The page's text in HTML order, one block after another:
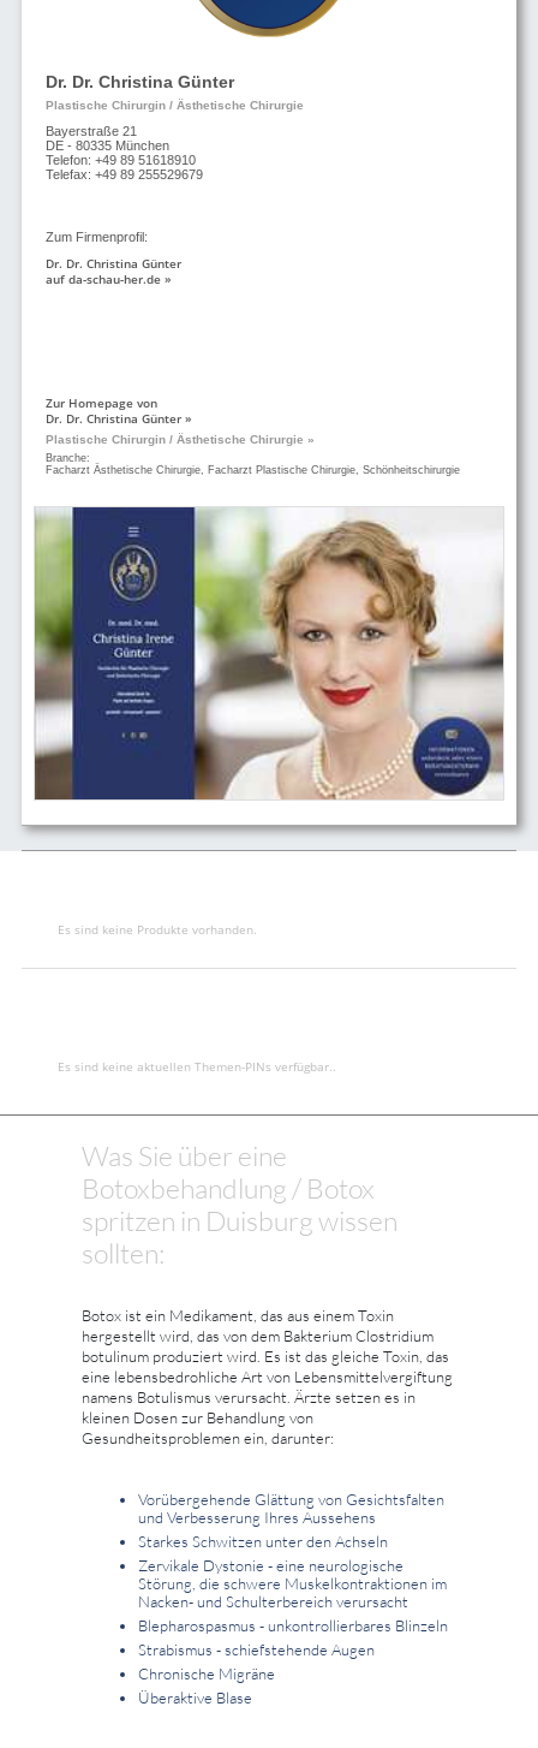
Dr. Dr. Christina Günter
Plastische Chirurgin / Ästhetische Chirurgie
Bayerstraße 21
DE - 80335 München
Telefon: +49 89 51618910
Telefax: +49 89 255529679
Zum Firmenprofil:
Dr. Dr. Christina Günter
auf da-schau-her.de »
Zur Homepage von
Dr. Dr. Christina Günter »
Plastische Chirurgin / Ästhetische Chirurgie »
Branche:
Facharzt Ästhetische Chirurgie, Facharzt Plastische Chirurgie, Schönheitschirurgie
Es sind keine Produkte vorhanden.
Es sind keine aktuellen Themen-PINs verfügbar..
Was Sie über eine
Botoxbehandlung / Botox
spritzen in Duisburg wissen
sollten:
Botox ist ein Medikament, das aus einem Toxin
hergestellt wird, das von dem Bakterium Clostridium
botulinum produziert wird. Es ist das gleiche Toxin, das
eine lebensbedrohliche Art von Lebensmittelvergiftung
namens Botulismus verursacht. Ärzte setzen es in
kleinen Dosen zur Behandlung von
Gesundheitsproblemen ein, darunter:
Vorübergehende Glättung von Gesichtsfalten
und Verbesserung Ihres Aussehens
Starkes Schwitzen unter den Achseln
Zervikale Dystonie - eine neurologische
Störung, die schwere Muskelkontraktionen im
Nacken- und Schulterbereich verursacht
Blepharospasmus - unkontrollierbares Blinzeln
Strabismus - schiefstehende Augen
Chronische Migräne
Überaktive Blase